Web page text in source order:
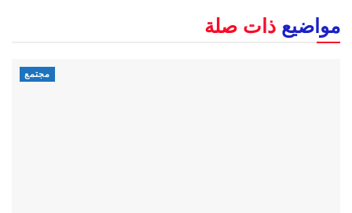
مواضيع ذات صلة
مجتمع